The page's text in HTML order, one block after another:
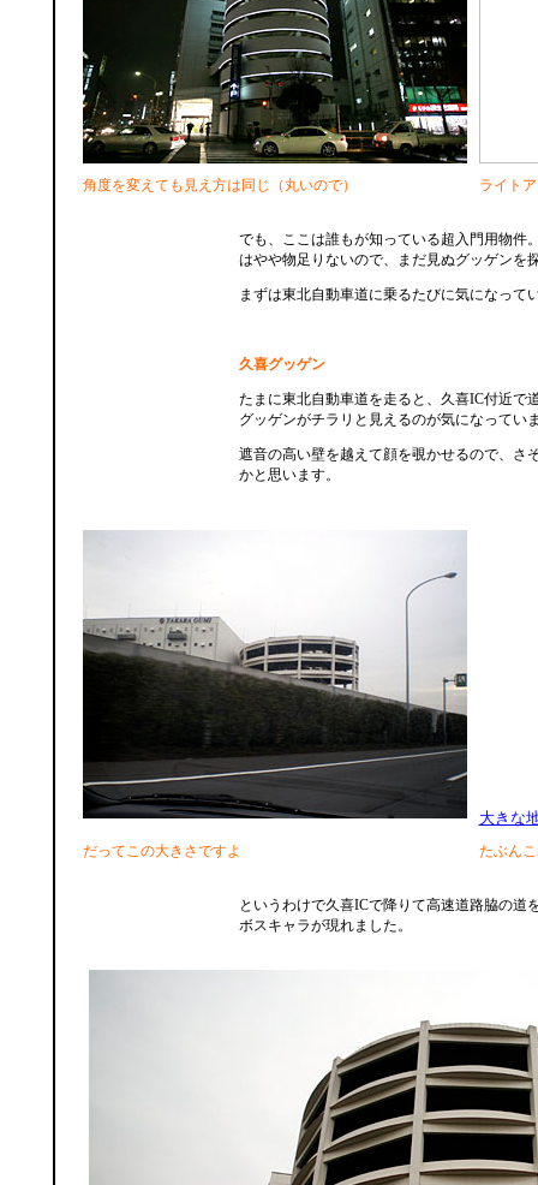
角度を変えても見え方は同じ（丸いので） ライト
でも、ここは誰もが知っている超入門用物件
はやや物足りないので、まだ見ぬグッゲンを
まずは東北自動車道に乗るたびに気になって
久喜グッゲン
たまに東北自動車道を走ると、久喜IC付近で
グッゲンがチラリと見えるのが気になってい
遮音の高い壁を越えて顔を覗かせるので、さ
かと思います。
大きな
だってこの大きさですよ たぶん
というわけで久喜ICで降りて高速道路脇の道
ボスキャラが現れました。